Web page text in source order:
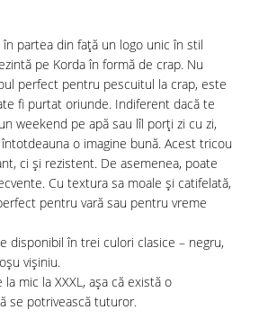
partea din față un logo unic în stil
pe Korda în formă de crap. Nu
perfect pentru pescuitul la crap, este
fi purtat oriunde. Indiferent dacă te
weekend pe apă sau lîl porți zi cu zi,
o imagine bună. Acest tricou
ci și rezistent. De asemenea, poate
Cu textura sa moale și catifelată,
pentru vară sau pentru vreme
disponibil în trei culori clasice – negru,
vișiniu.
la mic la XXXL, așa că există o
se potrivească tuturor.